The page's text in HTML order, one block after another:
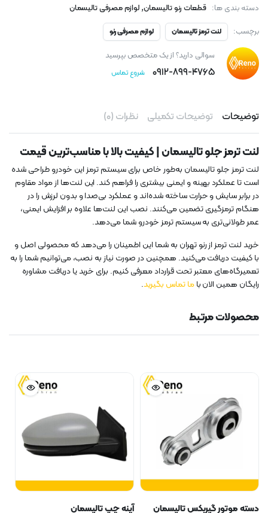
دسته بندی ها: قطعات رنو تالیسمان,لوازم مصرفی تالیسمان
برچسب:
لنت ترمز تالیسمان لوازم مصرفی رنو
سوالی دارید؟ از یک متخصص بپرسید
۰۹۱۲-۸۹۹-۴۷۶۵ شروع تماس
توضیحات توضیحات تکمیلی نظرات (۰)
لنت ترمز جلو تالیسمان | کیفیت بالا با مناسب‌ترین قیمت
لنت ترمز جلو تالیسمان به‌طور خاص برای سیستم ترمز این خودرو طراحی شده
است تا عملکرد بهینه و ایمنی بیشتری را فراهم کند. این لنت‌ها از مواد مقاوم
در برابر سایش و حرارت ساخته شده‌اند و عملکرد بی‌صدا و بدون لرزش را در
هنگام ترمزگیری تضمین می‌کنند. نصب این لنت‌ها علاوه بر افزایش ایمنی،
عمر طولانی‌تری به سیستم ترمز خودرو شما می‌دهد.
خرید لنت ترمز از رنو تهران به شما این اطمینان را می‌دهد که محصولی اصل و
با کیفیت دریافت می‌کنید. همچنین در صورت نیاز به نصب، می‌توانیم شما را به
تعمیرگاه‌های معتبر تحت قرارداد معرفی کنیم. برای خرید یا دریافت مشاوره
رایگان همین الان باما تماس بگیرید.
محصولات مرتبط
دسته موتور گیربکس تالیسمان آینه چپ تالیسمان